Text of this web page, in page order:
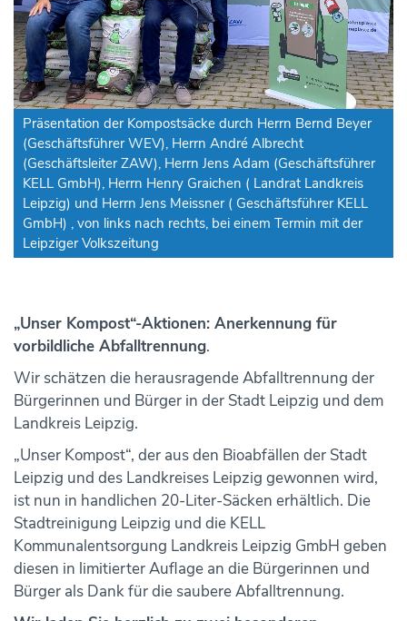
Präsentation der Kompostsäcke durch Herrn Bernd Beyer
(Geschäftsführer WEV), Herrn André Albrecht
(Geschäftsleiter ZAW), Herrn Jens Adam (Geschäftsführer
KELL GmbH), Herrn Henry Graichen ( Landrat Landkreis
Leipzig) und Herrn Jens Meissner ( Geschäftsführer KELL
GmbH) , von links nach rechts, bei einem Termin mit der
Leipziger Volkszeitung
„Unser Kompost“-Aktionen: Anerkennung für
vorbildliche Abfalltrennung.
Wir schätzen die herausragende Abfalltrennung der
Bürgerinnen und Bürger in der Stadt Leipzig und dem
Landkreis Leipzig.
„Unser Kompost“, der aus den Bioabfällen der Stadt
Leipzig und des Landkreises Leipzig gewonnen wird,
ist nun in handlichen 20-Liter-Säcken erhältlich. Die
Stadtreinigung Leipzig und die KELL
Kommunalentsorgung Landkreis Leipzig GmbH geben
diesen in limitierter Auflage an die Bürgerinnen und
Bürger als Dank für die saubere Abfalltrennung.